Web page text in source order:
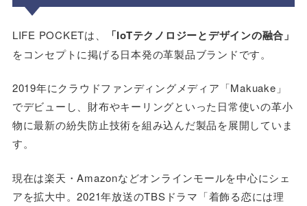
LIFE POCKETは、 「IoTテクノロジーとデザインの融合」
をコンセプトに掲げる日本発の革製品ブランドです。
2019年にクラウドファンディングメディア「Makuake」
でデビューし、財布やキーリングといった日常使いの革小
物に最新の紛失防止技術を組み込んだ製品を展開していま
す。
現在は楽天・Amazonなどオンラインモールを中心にシェ
アを拡大中。2021年放送のTBSドラマ「着飾る恋には理